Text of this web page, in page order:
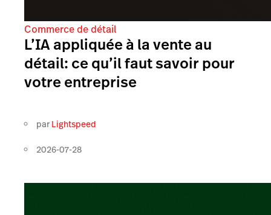
Commerce de détail
L’IA appliquée à la vente au
détail: ce qu’il faut savoir pour
votre entreprise
par Lightspeed
2026-07-28